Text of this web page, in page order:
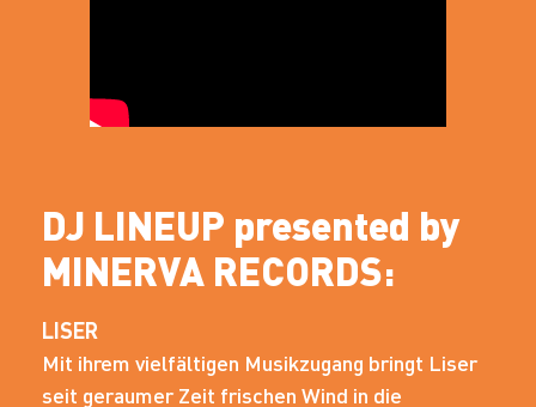
DJ LINEUP presented by
MINERVA RECORDS:
LISER
Mit ihrem vielfältigen Musikzugang bringt Liser
seit geraumer Zeit frischen Wind in die